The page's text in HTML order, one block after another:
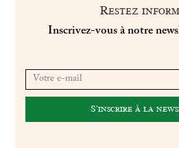
Restez
Inscrivez-vous à notre